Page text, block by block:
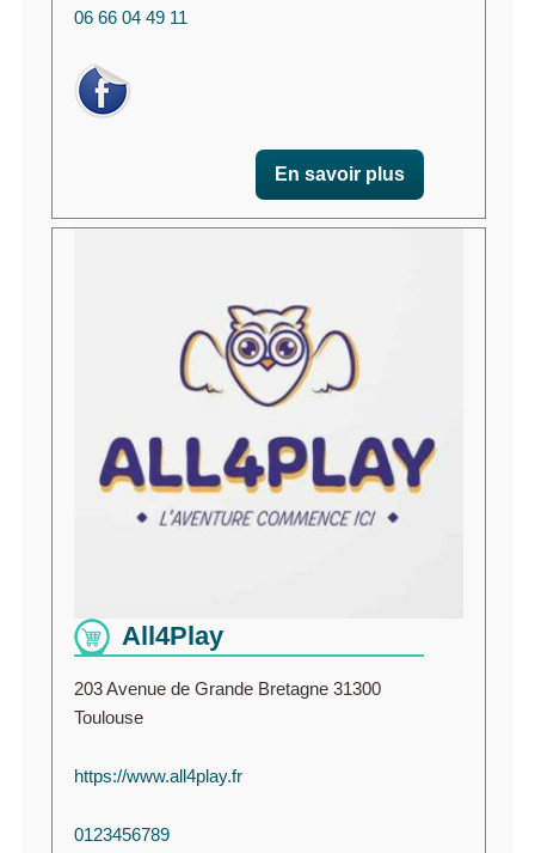
06 66 04 49 11
En savoir plus
All4Play
203 Avenue de Grande Bretagne 31300
Toulouse
https://www.all4play.fr
0123456789